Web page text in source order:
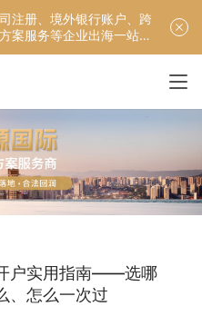
注册、境外银行账户、跨
案服务等企业出海一站式
户实用指南——选哪
、怎么一次过